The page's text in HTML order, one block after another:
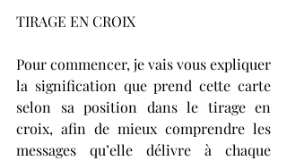
TIRAGE EN CROIX
Pour commencer, je vais vous expliquer
la signification que prend cette carte
selon sa position dans le tirage en
croix, afin de mieux comprendre les
messages qu’elle délivre à chaque